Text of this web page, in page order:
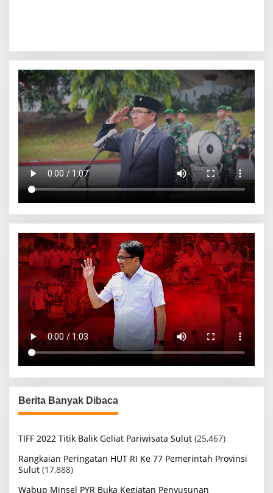
Berita Banyak Dibaca
TIFF 2022 Titik Balik Geliat Pariwisata Sulut (25,467)
Rangkaian Peringatan HUT RI Ke 77 Pemerintah Provinsi
Sulut (17,888)
Wabup Minsel PYR Buka Kegiatan Penyusunan